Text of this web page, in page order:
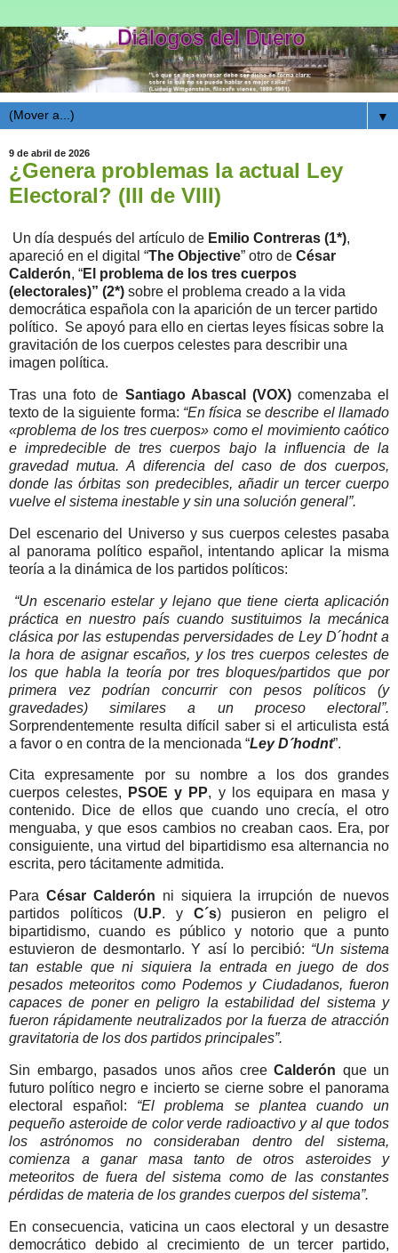
▼
9 de abril de 2026
¿Genera problemas la actual Ley
Electoral? (III de VIII)
Un día después del artículo de Emilio Contreras (1*),
apareció en el digital “The Objective” otro de César
Calderón, “El problema de los tres cuerpos
(electorales)” (2*) sobre el problema creado a la vida
democrática española con la aparición de un tercer partido
político. Se apoyó para ello en ciertas leyes físicas sobre la
gravitación de los cuerpos celestes para describir una
imagen política.
Tras una foto de Santiago Abascal (VOX) comenzaba el
texto de la siguiente forma: “En física se describe el llamado
«problema de los tres cuerpos» como el movimiento caótico
e impredecible de tres cuerpos bajo la influencia de la
gravedad mutua. A diferencia del caso de dos cuerpos,
donde las órbitas son predecibles, añadir un tercer cuerpo
vuelve el sistema inestable y sin una solución general”.
Del escenario del Universo y sus cuerpos celestes pasaba
al panorama político español, intentando aplicar la misma
teoría a la dinámica de los partidos políticos:
“Un escenario estelar y lejano que tiene cierta aplicación
práctica en nuestro país cuando sustituimos la mecánica
clásica por las estupendas perversidades de Ley D´hodnt a
la hora de asignar escaños, y los tres cuerpos celestes de
los que habla la teoría por tres bloques/partidos que por
primera vez podrían concurrir con pesos políticos (y
gravedades) similares a un proceso electoral”.
Sorprendentemente resulta difícil saber si el articulista está
a favor o en contra de la mencionada “Ley D´hodnt”.
Cita expresamente por su nombre a los dos grandes
cuerpos celestes,
PSOE y PP, y los equipara en masa y
contenido. Dice de ellos que cuando uno crecía, el otro
menguaba, y que esos cambios no creaban caos. Era, por
consiguiente, una virtud del bipartidismo esa alternancia no
escrita, pero tácitamente admitida.
Para César Calderón ni siquiera la irrupción de nuevos
partidos políticos (U.P. y C´s) pusieron en peligro el
bipartidismo, cuando es público y notorio que a punto
estuvieron de desmontarlo. Y así lo percibió: “Un sistema
tan estable que ni siquiera la entrada en juego de dos
pesados meteoritos como Podemos y Ciudadanos, fueron
capaces de poner en peligro la estabilidad del sistema y
fueron rápidamente neutralizados por la fuerza de atracción
gravitatoria de los dos partidos principales”.
Sin embargo, pasados unos años cree Calderón que un
futuro político negro e incierto se cierne sobre el panorama
electoral español: “El problema se plantea cuando un
pequeño asteroide de color verde radioactivo y al que todos
los astrónomos no consideraban dentro del sistema,
comienza a ganar masa tanto de otros asteroides y
meteoritos de fuera del sistema como de las constantes
pérdidas de materia de los grandes cuerpos del sistema”.
En consecuencia, vaticina un caos electoral y un desastre
democrático debido al crecimiento de un tercer partido,